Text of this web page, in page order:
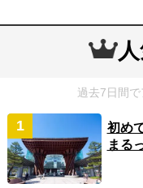
過去7日間
初め
まる